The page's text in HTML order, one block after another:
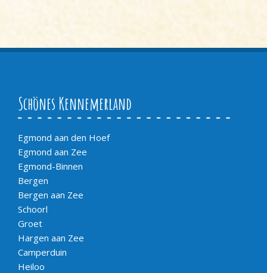
Schönes Kennemerland
Egmond aan den Hoef
Egmond aan Zee
Egmond-Binnen
Bergen
Bergen aan Zee
Schoorl
Groet
Hargen aan Zee
Camperduin
Heiloo